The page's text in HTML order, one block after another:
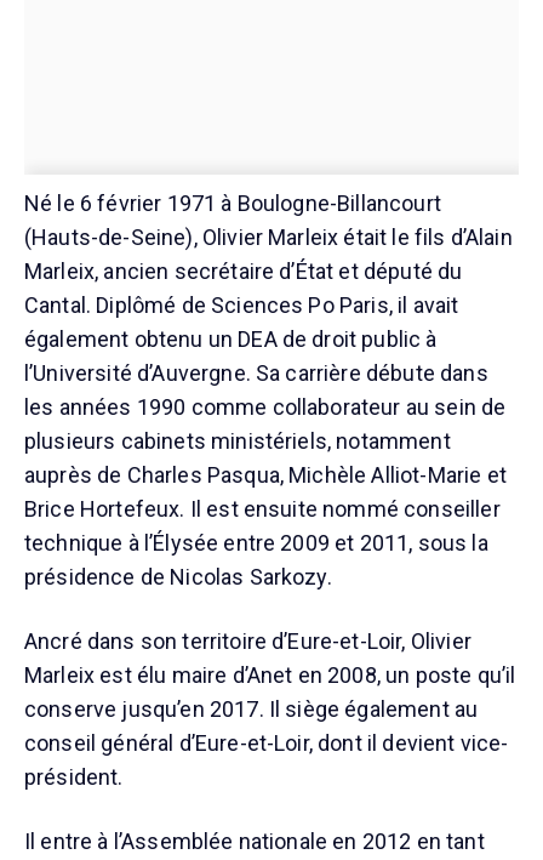
Né le 6 février 1971 à Boulogne-Billancourt
(Hauts-de-Seine), Olivier Marleix était le fils d’Alain
Marleix, ancien secrétaire d’État et député du
Cantal. Diplômé de Sciences Po Paris, il avait
également obtenu un DEA de droit public à
l’Université d’Auvergne. Sa carrière débute dans
les années 1990 comme collaborateur au sein de
plusieurs cabinets ministériels, notamment
auprès de Charles Pasqua, Michèle Alliot-Marie et
Brice Hortefeux. Il est ensuite nommé conseiller
technique à l’Élysée entre 2009 et 2011, sous la
présidence de Nicolas Sarkozy.
Ancré dans son territoire d’Eure-et-Loir, Olivier
Marleix est élu maire d’Anet en 2008, un poste qu’il
conserve jusqu’en 2017. Il siège également au
conseil général d’Eure-et-Loir, dont il devient vice-
président.
Il entre à l’Assemblée nationale en 2012 en tant